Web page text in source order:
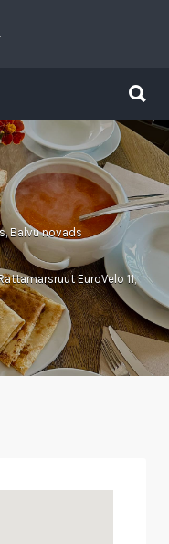
Balvu novads
EuroVelo 11,